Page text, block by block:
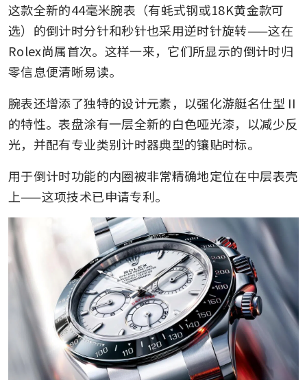
这款全新的44毫米腕表（有蚝式钢或18K黄金款可
选）的倒计时分针和秒针也采用逆时针旋转——这在
Rolex尚属首次。这样一来，它们所显示的倒计时归
零信息便清晰易读。
腕表还增添了独特的设计元素，以强化游艇名仕型 II
的特性。表盘涂有一层全新的白色哑光漆，以减少反
光，并配有专业类别计时器典型的镶贴时标。
用于倒计时功能的内圈被非常精确地定位在中层表壳
上——这项技术已申请专利。